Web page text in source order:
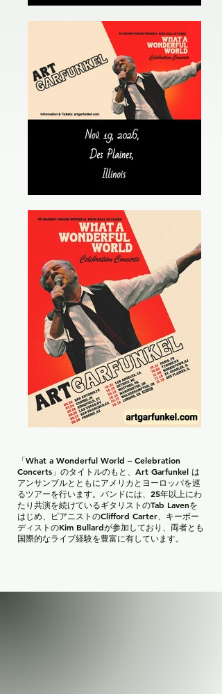
「What a Wonderful World – Celebration
Concerts」のタイトルのもと、Art Garfunkel は
アンサンブルとともにアメリカとヨーロッパを巡
るツアーを行います。バンドには、25年以上にわ
たり共演を続けているギタリストのTab Lavenを
はじめ、ピアニストのClifford Carter、キーボー
ディストのKim Bullardが参加しており、両者とも
国際的なライブ経験を豊富に有しています。